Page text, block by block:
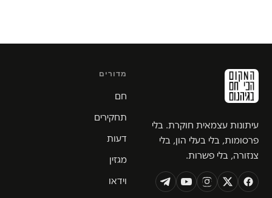
עיתונות עצמאית חוקרת. בלי
פרסומות, בלי בעלי הון, בלי
צנזורה, בלי פשרות.
מדורים
חם
תחקירים
דעות
מגזין
וידאו